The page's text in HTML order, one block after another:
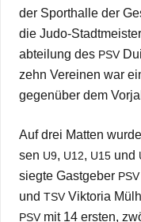
der Sport­halle der
die Judo-
ab­tei­lung des PSV
zehn Ver­ei­nen war
gegen­über dem
Auf drei Mat­ten
sen U9, U12, U15 und
siegte Gast­ge­ber PSV
und TSV Vik­to­ria
PSV mit 14 ers­ten,